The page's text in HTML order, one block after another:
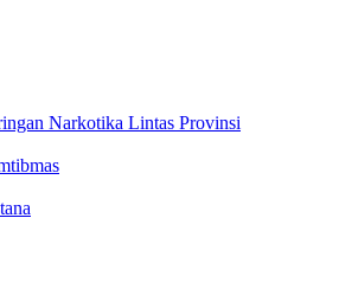
Narkotika Lintas Provinsi